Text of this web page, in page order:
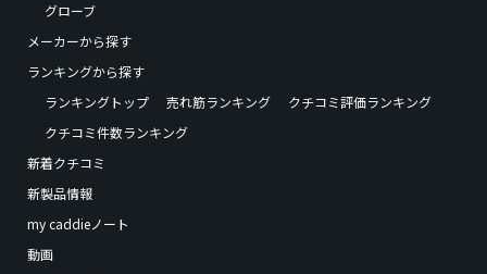
グローブ
メーカーから探す
ランキングから探す
ランキングトップ
売れ筋ランキング
クチコミ評価ランキング
クチコミ件数ランキング
新着クチコミ
新製品情報
my caddieノート
動画